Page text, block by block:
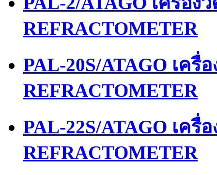
REFRACTOMETER
PAL-20S/ATAGO เครื่
REFRACTOMETER
PAL-22S/ATAGO เครื่
REFRACTOMETER